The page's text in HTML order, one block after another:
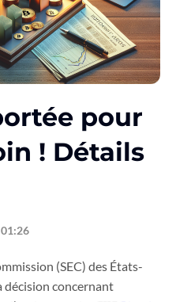
pour
! Détails
01:26
(SEC) des États-
décision concernant